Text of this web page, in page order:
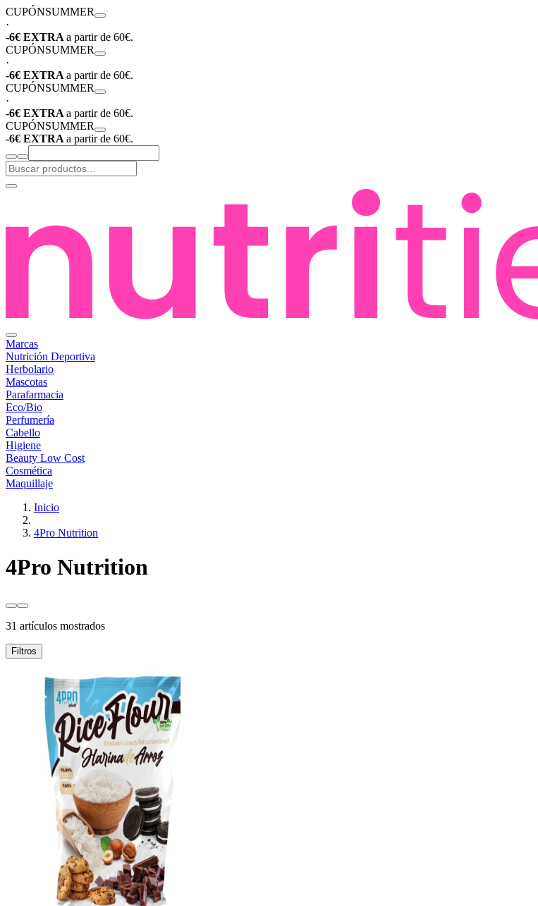
CUPÓNSUMMER
·
-6€ EXTRA a partir de 60€.
CUPÓNSUMMER
·
-6€ EXTRA a partir de 60€.
CUPÓNSUMMER
·
-6€ EXTRA a partir de 60€.
CUPÓNSUMMER
-6€ EXTRA a partir de 60€.
Marcas
Nutrición Deportiva
Herbolario
Mascotas
Parafarmacia
Eco/Bio
Perfumería
Cabello
Higiene
Beauty Low Cost
Cosmética
Maquillaje
Inicio
4Pro Nutrition
4Pro Nutrition
31 artículos mostrados
Filtros